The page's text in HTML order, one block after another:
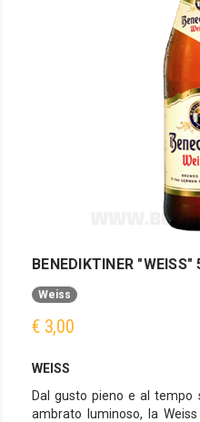
BENEDIKTINER "WEISS"
Weiss
€ 3,00
WEISS
Dal gusto pieno e al tempo
ambrato luminoso, la